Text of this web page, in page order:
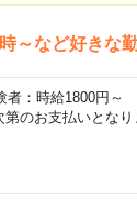
～など好きな
：時給1800円
のお支払いとなり